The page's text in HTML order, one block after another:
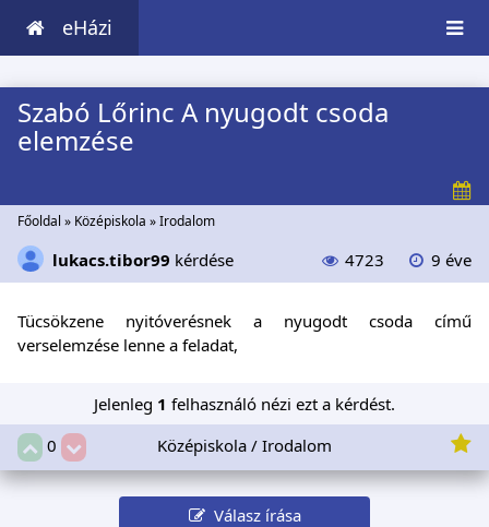
eHázi
Szabó Lőrinc A nyugodt csoda
elemzése
Főoldal » Középiskola »Irodalom
lukacs.tibor99 kérdése 4723 9 éve
Tücsökzene nyitóverésnek a nyugodt csoda című
verselemzése lenne a feladat,
Jelenleg 1 felhasználó nézi ezt a kérdést.
0
Középiskola / Irodalom
Válasz írása